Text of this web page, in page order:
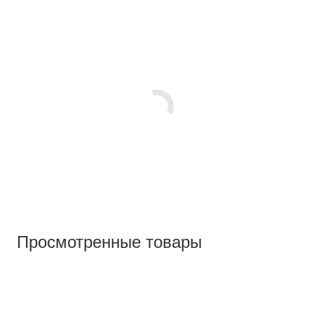
Просмотренные товары